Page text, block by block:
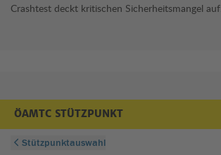
Crashtest deckt kritischen Sicherheitsmangel auf.
ÖAMTC STÜTZPUNKT